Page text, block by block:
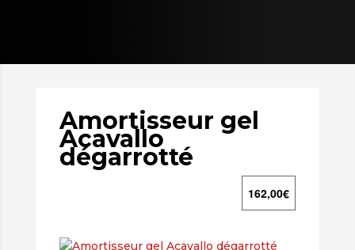
Amortisseur gel
Acavallo
dégarrotté
162,00€